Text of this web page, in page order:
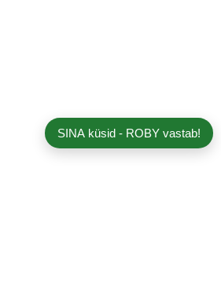
SINA küsid - ROBY vastab!